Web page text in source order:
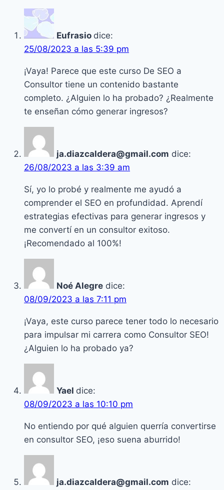
con
tus
sitios
web
de
nicho
Eufrasio dice:
25/08/2023 a las 5:39 pm
¡Vaya! Parece que este curso De SEO a
Consultor tiene un contenido bastante
completo. ¿Alguien lo ha probado? ¿Realmente
te enseñan cómo generar ingresos?
ja.diazcaldera@gmail.com dice:
26/08/2023 a las 3:39 am
Sí, yo lo probé y realmente me ayudó a
comprender el SEO en profundidad. Aprendí
estrategias efectivas para generar ingresos y
me convertí en un consultor exitoso.
¡Recomendado al 100%!
Noé Alegre dice:
08/09/2023 a las 7:11 pm
¡Vaya, este curso parece tener todo lo necesario
para impulsar mi carrera como Consultor SEO!
¿Alguien lo ha probado ya?
Yael dice:
08/09/2023 a las 10:10 pm
No entiendo por qué alguien querría convertirse
en consultor SEO, ¡eso suena aburrido!
ja.diazcaldera@gmail.com dice: